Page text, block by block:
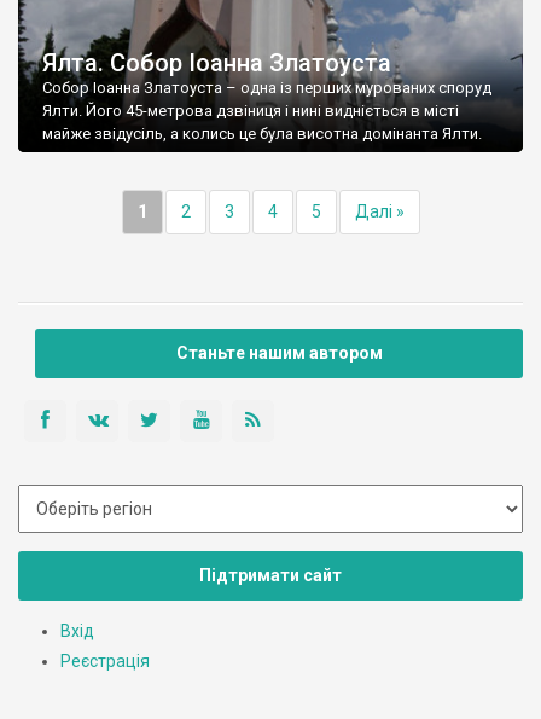
Ялта. Собор Іоанна Златоуста
Собор Іоанна Златоуста – одна із перших мурованих споруд
Ялти. Його 45-метрова дзвіниця і нині видніється в місті
майже звідусіль, а колись це була висотна домінанта Ялти.
1 2 3 4 5 Далі »
Станьте нашим автором
Підтримати сайт
Вхід
Реєстрація